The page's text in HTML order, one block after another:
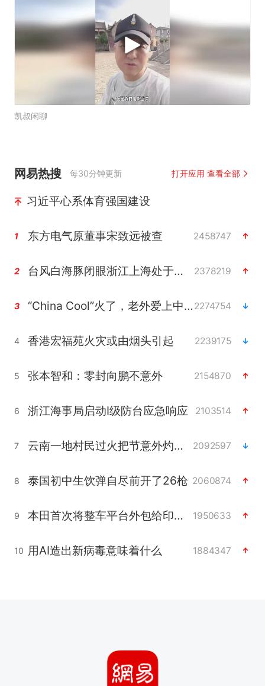
凯叔闲聊
网易热搜 每30分钟更新 打开应用 查看全部
习近平心系体育强国建设
1 东方电气原董事宋致远被查 2458747
2 台风白海豚闭眼浙江上海处于危险半圆 2378219
3 “China Cool”火了，老外爱上中国避暑游2274754
4 香港宏福苑火灾或由烟头引起 2239175
5 张本智和：零封向鹏不意外 2154870
6 浙江海事局启动Ⅰ级防台应急响应 2103514
7 云南一地村民过火把节意外灼伤16人 2092597
8 泰国初中生饮弹自尽前开了26枪 2060874
9 本田首次将整车平台外包给印度企业 1950633
10 用AI造出新病毒意味着什么 1884347